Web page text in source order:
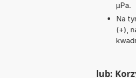
µPa.
Na
(+),
lub: